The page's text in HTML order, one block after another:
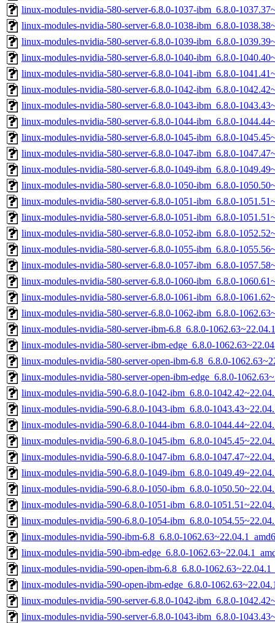
linux-modules-nvidia-580-server-6.8.0-1037-ibm_6.8.0-
linux-modules-nvidia-580-server-6.8.0-1038-ibm_6.8.0-
linux-modules-nvidia-580-server-6.8.0-1039-ibm_6.8.0-
linux-modules-nvidia-580-server-6.8.0-1040-ibm_6.8.0-
linux-modules-nvidia-580-server-6.8.0-1041-ibm_6.8.0-
linux-modules-nvidia-580-server-6.8.0-1042-ibm_6.8.0-
linux-modules-nvidia-580-server-6.8.0-1043-ibm_6.8.0-
linux-modules-nvidia-580-server-6.8.0-1044-ibm_6.8.0-
linux-modules-nvidia-580-server-6.8.0-1045-ibm_6.8.0-
linux-modules-nvidia-580-server-6.8.0-1047-ibm_6.8.0-
linux-modules-nvidia-580-server-6.8.0-1049-ibm_6.8.0-
linux-modules-nvidia-580-server-6.8.0-1050-ibm_6.8.0-
linux-modules-nvidia-580-server-6.8.0-1051-ibm_6.8.0-
linux-modules-nvidia-580-server-6.8.0-1051-ibm_6.8.0-
linux-modules-nvidia-580-server-6.8.0-1052-ibm_6.8.0-
linux-modules-nvidia-580-server-6.8.0-1055-ibm_6.8.0-
linux-modules-nvidia-580-server-6.8.0-1057-ibm_6.8.0-
linux-modules-nvidia-580-server-6.8.0-1060-ibm_6.8.0-
linux-modules-nvidia-580-server-6.8.0-1061-ibm_6.8.0-
linux-modules-nvidia-580-server-6.8.0-1062-ibm_6.8.0-
linux-modules-nvidia-580-server-ibm-6.8_6.8.0-
linux-modules-nvidia-580-server-ibm-edge_6.8.0-
linux-modules-nvidia-580-server-open-ibm-6.8_6.8.0-
linux-modules-nvidia-580-server-open-ibm-edge_6.8.0-
linux-modules-nvidia-590-6.8.0-1042-ibm_6.8.0-
linux-modules-nvidia-590-6.8.0-1043-ibm_6.8.0-
linux-modules-nvidia-590-6.8.0-1044-ibm_6.8.0-
linux-modules-nvidia-590-6.8.0-1045-ibm_6.8.0-
linux-modules-nvidia-590-6.8.0-1047-ibm_6.8.0-
linux-modules-nvidia-590-6.8.0-1049-ibm_6.8.0-
linux-modules-nvidia-590-6.8.0-1050-ibm_6.8.0-
linux-modules-nvidia-590-6.8.0-1051-ibm_6.8.0-
linux-modules-nvidia-590-6.8.0-1054-ibm_6.8.0-
linux-modules-nvidia-590-ibm-6.8_6.8.0-
linux-modules-nvidia-590-ibm-edge_6.8.0-
linux-modules-nvidia-590-open-ibm-6.8_6.8.0-
linux-modules-nvidia-590-open-ibm-edge_6.8.0-
linux-modules-nvidia-590-server-6.8.0-1042-ibm_6.8.0-
linux-modules-nvidia-590-server-6.8.0-1043-ibm_6.8.0-